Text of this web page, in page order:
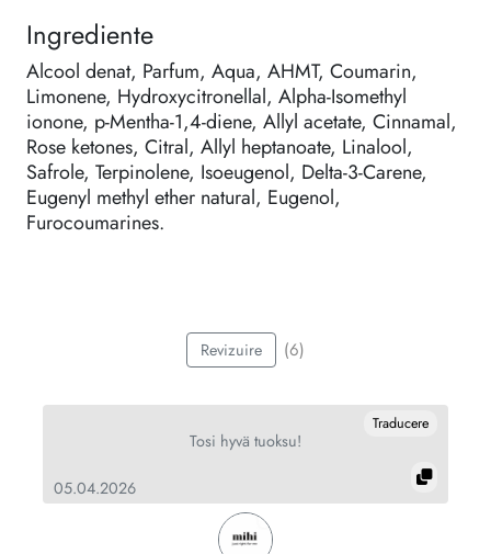
Ingrediente
Alcool denat, Parfum, Aqua, AHMT, Coumarin,
Limonene, Hydroxycitronellal, Alpha-Isomethyl
ionone, p-Mentha-1,4-diene, Allyl acetate, Cinnamal,
Rose ketones, Citral, Allyl heptanoate, Linalool,
Safrole, Terpinolene, Isoeugenol, Delta-3-Carene,
Eugenyl methyl ether natural, Eugenol,
Furocoumarines.
Revizuire (6)
Traducere
Tosi hyvä tuoksu!
05.04.2026